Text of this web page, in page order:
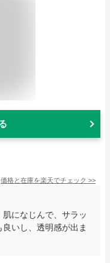
価格と在庫を楽天でチェック >>
になじんで、サラッ
いし、透明感が出ま